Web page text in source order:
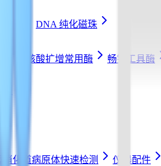
DNA 纯化磁珠
核酸扩增常用酶
畅销工具酶
消化道病原体快速检测 仪器配件